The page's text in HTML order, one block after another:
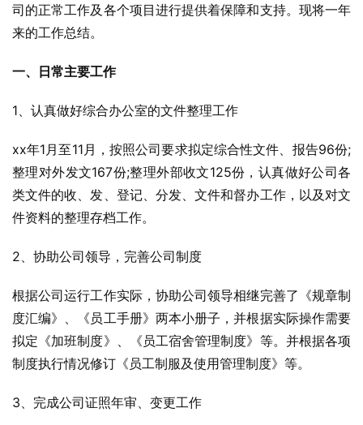
司的正常工作及各个项目进行提供着保障和支持。现将一年
来的工作总结。
一、日常主要工作
1、认真做好综合办公室的文件整理工作
xx年1月至11月，按照公司要求拟定综合性文件、报告96份;
整理对外发文167份;整理外部收文125份，认真做好公司各
类文件的收、发、登记、分发、文件和督办工作，以及对文
件资料的整理存档工作。
2、协助公司领导，完善公司制度
根据公司运行工作实际，协助公司领导相继完善了《规章制
度汇编》、《员工手册》两本小册子，并根据实际操作需要
拟定《加班制度》、《员工宿舍管理制度》等。并根据各项
制度执行情况修订《员工制服及使用管理制度》等。
3、完成公司证照年审、变更工作